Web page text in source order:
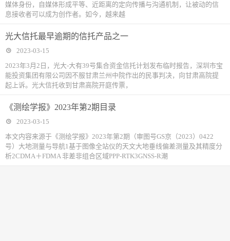
媒体身份，自媒体形成平等、近距离的定向传播与沟通机制，让被动的信
息接收者可以成为创作者。如今，越来越
光大信托最早逾期的信托产品之一
2023-03-15
2023年3月2日，光大-大有39号集合资金信托计划发布临时报告，深圳市宝
能投资集团有限公司因不服甘肃兰州中院作出的民事判决，向甘肃高院提
起上诉。光大信托收到甘肃高院开庭传票，
《测绘学报》2023年第2期目录
2023-03-15
本文内容来源于《测绘学报》2023年第2期（审图号GS京（2023）0422
号）大地测量与导航1基于图像全站仪的天文大地垂线偏差测量及其精度分
析2CDMA＋FDMA 非差非组合区域PPP-RTK3GNSS-R潮